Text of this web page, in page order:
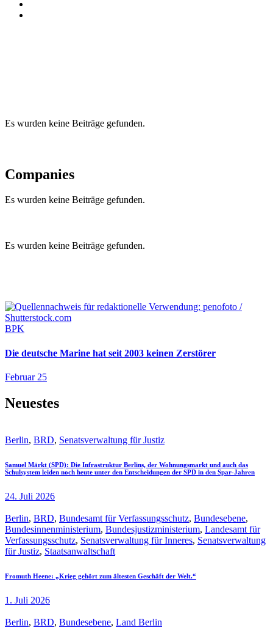
Es wurden keine Beiträge gefunden.
Companies
Es wurden keine Beiträge gefunden.
Es wurden keine Beiträge gefunden.
BPK
Die deutsche Marine hat seit 2003 keinen Zerstörer
Februar 25
Neuestes
Berlin, BRD, Senatsverwaltung für Justiz
Samuel Märkt (SPD): Die Infrastruktur Berlins, der Wohnungsmarkt und auch das
Schulsystem leiden noch heute unter den Entscheidungen der SPD in den Spar-Jahren
24. Juli 2026
Berlin, BRD, Bundesamt für Verfassungsschutz, Bundesebene,
Bundesinnenministerium, Bundesjustizministerium, Landesamt für
Verfassungsschutz, Senatsverwaltung für Inneres, Senatsverwaltung
für Justiz, Staatsanwaltschaft
Fromuth Heene: „Krieg gehört zum ältesten Geschäft der Welt.“
1. Juli 2026
Berlin, BRD, Bundesebene, Land Berlin